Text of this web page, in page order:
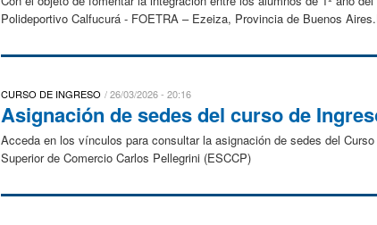
Polideportivo Calfucurá - FOETRA – Ezeiza, Provincia de Buenos
CURSO DE INGRESO 26/03/2026 - 20:16
Asignación de sedes del curso de
Acceda en los vínculos para consultar la asignación de sedes del
Superior de Comercio Carlos Pellegrini (ESCCP)